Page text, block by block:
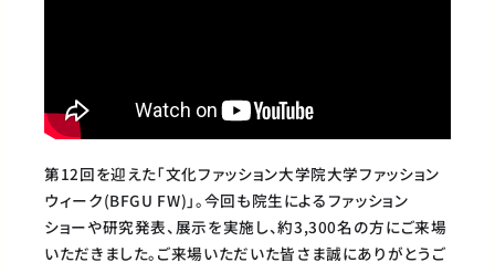
第12回を迎えた「文化ファッション大学院大学ファッション
ウィーク(BFGU FW)」。今回も院生によるファッション
ショーや研究発表、展示を実施し、約3,300名の方にご来場
いただきました。ご来場いただいた皆さま誠にありがとうご